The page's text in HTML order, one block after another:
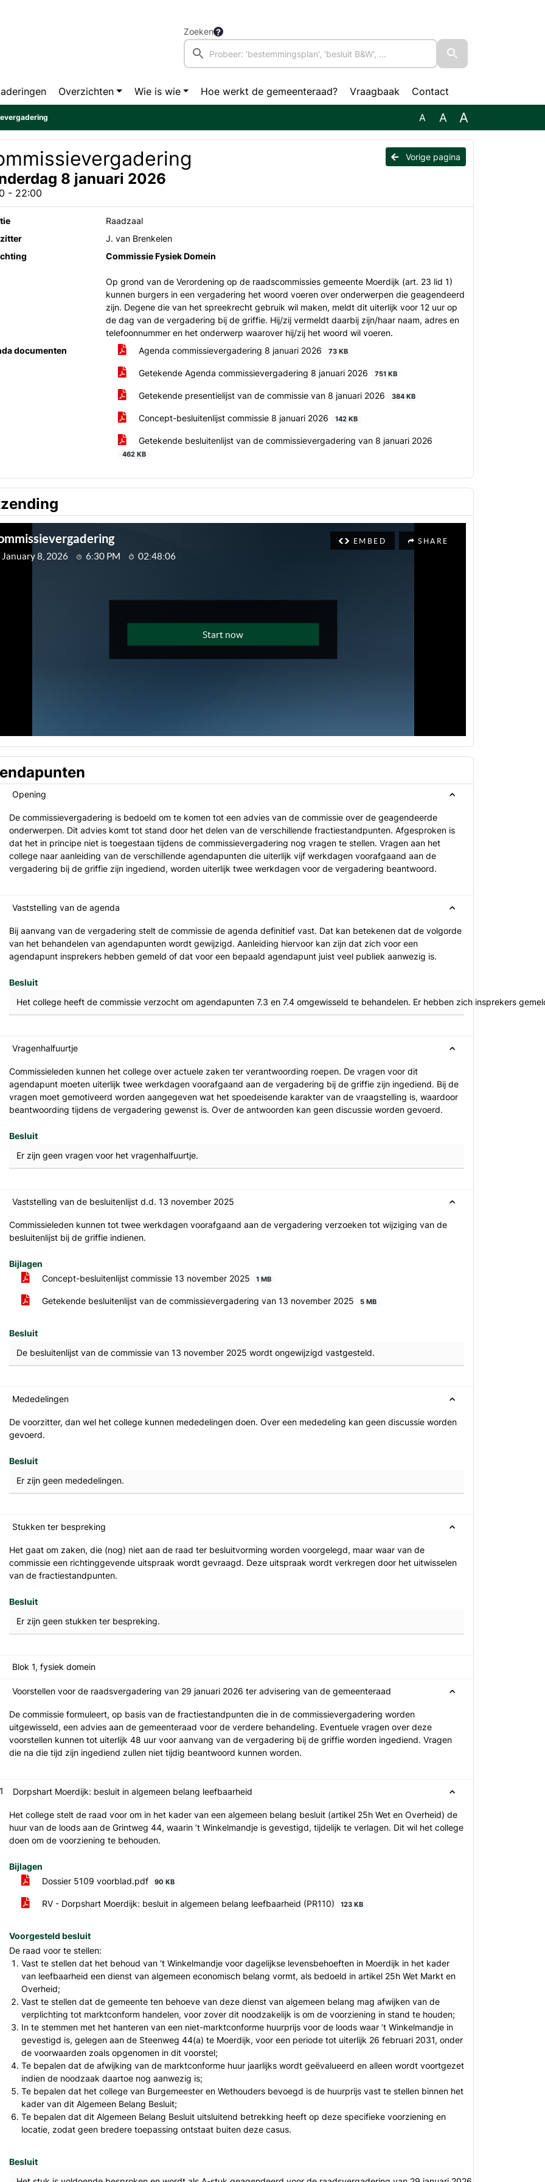
Zoeken
Overzichten Wie is wie Hoe werkt de gemeenteraad? Vraagbaak Contact
A A A
Vorige pagina
8 januari 2026
- 22:00
Raadzaal
J. van Brenkelen
Commissie Fysiek Domein
Op grond van de Verordening op de raadscommissies gemeente Moerdijk (art. 23 lid 1)
kunnen burgers in een vergadering het woord voeren over onderwerpen die geagendeerd
zijn. Degene die van het spreekrecht gebruik wil maken, meldt dit uiterlijk voor 12 uur op
de dag van de vergadering bij de griffie. Hij/zij vermeldt daarbij zijn/haar naam, adres en
telefoonnummer en het onderwerp waarover hij/zij het woord wil voeren.
documenten
Agenda commissievergadering 8 januari 2026 73 KB
Getekende Agenda commissievergadering 8 januari 2026 751 KB
Getekende presentielijst van de commissie van 8 januari 2026 384 KB
Concept-besluitenlijst commissie 8 januari 2026 142 KB
Getekende besluitenlijst van de commissievergadering van 8 januari 2026
462 KB
Opening
De commissievergadering is bedoeld om te komen tot een advies van de commissie over de geagendeerde
onderwerpen. Dit advies komt tot stand door het delen van de verschillende fractiestandpunten. Afgesproken is
dat het in principe niet is toegestaan tijdens de commissievergadering nog vragen te stellen. Vragen aan het
college naar aanleiding van de verschillende agendapunten die uiterlijk vijf werkdagen voorafgaand aan de
vergadering bij de griffie zijn ingediend, worden uiterlijk twee werkdagen voor de vergadering beantwoord.
Vaststelling van de agenda
Bij aanvang van de vergadering stelt de commissie de agenda definitief vast. Dat kan betekenen dat de volgorde
van het behandelen van agendapunten wordt gewijzigd. Aanleiding hiervoor kan zijn dat zich voor een
agendapunt insprekers hebben gemeld of dat voor een bepaald agendapunt juist veel publiek aanwezig is.
Besluit
Het college heeft de commissie verzocht om agendapunten 7.3 en 7.4 omgewisseld te behandelen. Er hebben zich insprekers
Vragenhalfuurtje
Commissieleden kunnen het college over actuele zaken ter verantwoording roepen. De vragen voor dit
agendapunt moeten uiterlijk twee werkdagen voorafgaand aan de vergadering bij de griffie zijn ingediend. Bij de
vragen moet gemotiveerd worden aangegeven wat het spoedeisende karakter van de vraagstelling is, waardoor
beantwoording tijdens de vergadering gewenst is. Over de antwoorden kan geen discussie worden gevoerd.
Besluit
Er zijn geen vragen voor het vragenhalfuurtje.
Vaststelling van de besluitenlijst d.d. 13 november 2025
Commissieleden kunnen tot twee werkdagen voorafgaand aan de vergadering verzoeken tot wijziging van de
besluitenlijst bij de griffie indienen.
Bijlagen
Concept-besluitenlijst commissie 13 november 2025
1 MB
Getekende besluitenlijst van de commissievergadering van 13 november 2025 5 MB
Besluit
De besluitenlijst van de commissie van 13 november 2025 wordt ongewijzigd vastgesteld.
Mededelingen
De voorzitter, dan wel het college kunnen mededelingen doen. Over een mededeling kan geen discussie worden
gevoerd.
Besluit
Er zijn geen mededelingen.
Stukken ter bespreking
Het gaat om zaken, die (nog) niet aan de raad ter besluitvorming worden voorgelegd, maar waar van de
commissie een richtinggevende uitspraak wordt gevraagd. Deze uitspraak wordt verkregen door het uitwisselen
van de fractiestandpunten.
Besluit
Er zijn geen stukken ter bespreking.
Blok 1, fysiek domein
Voorstellen voor de raadsvergadering van 29 januari 2026 ter advisering van de gemeenteraad
De commissie formuleert, op basis van de fractiestandpunten die in de commissievergadering worden
uitgewisseld, een advies aan de gemeenteraad voor de verdere behandeling. Eventuele vragen over deze
voorstellen kunnen tot uiterlijk 48 uur voor aanvang van de vergadering bij de griffie worden ingediend. Vragen
die na die tijd zijn ingediend zullen niet tijdig beantwoord kunnen worden.
Dorpshart Moerdijk: besluit in algemeen belang leefbaarheid
Het college stelt de raad voor om in het kader van een algemeen belang besluit (artikel 25h Wet en Overheid) de
huur van de loods aan de Grintweg 44, waarin ’t Winkelmandje is gevestigd, tijdelijk te verlagen. Dit wil het college
doen om de voorziening te behouden.
Bijlagen
Dossier 5109 voorblad.pdf
90 KB
RV - Dorpshart Moerdijk: besluit in algemeen belang leefbaarheid (PR110) 123 KB
Voorgesteld besluit
De raad voor te stellen:
Vast te stellen dat het behoud van ‘t Winkelmandje voor dagelijkse levensbehoeften in Moerdijk in het kader
van leefbaarheid een dienst van algemeen economisch belang vormt, als bedoeld in artikel 25h Wet Markt en
Overheid;
Vast te stellen dat de gemeente ten behoeve van deze dienst van algemeen belang mag afwijken van de
verplichting tot marktconform handelen, voor zover dit noodzakelijk is om de voorziening in stand te houden;
In te stemmen met het hanteren van een niet-marktconforme huurprijs voor de loods waar ’t Winkelmandje in
gevestigd is, gelegen aan de Steenweg 44(a) te Moerdijk, voor een periode tot uiterlijk 26 februari 2031, onder
de voorwaarden zoals opgenomen in dit voorstel;
Te bepalen dat de afwijking van de marktconforme huur jaarlijks wordt geëvalueerd en alleen wordt voortgezet
indien de noodzaak daartoe nog aanwezig is;
Te bepalen dat het college van Burgemeester en Wethouders bevoegd is de huurprijs vast te stellen binnen het
kader van dit Algemeen Belang Besluit;
Te bepalen dat dit Algemeen Belang Besluit uitsluitend betrekking heeft op deze specifieke voorziening en
locatie, zodat geen bredere toepassing ontstaat buiten deze casus.
Besluit